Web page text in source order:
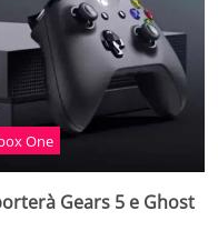
One
Gears 5 e Ghost